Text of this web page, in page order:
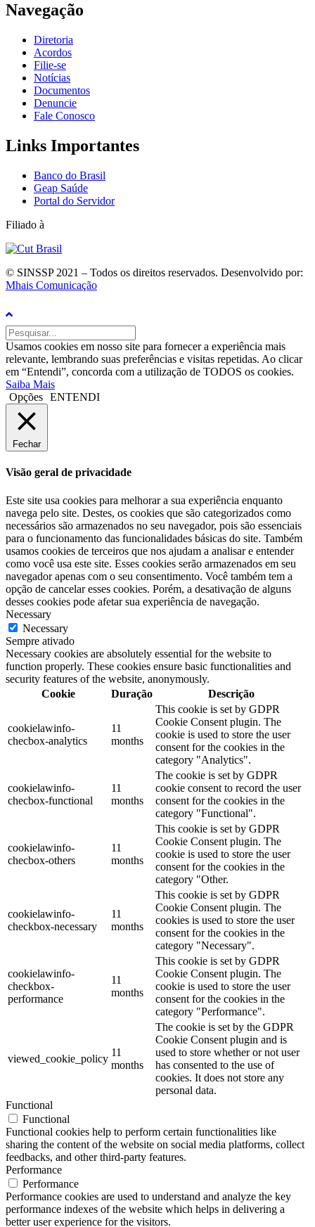
Navegação
Diretoria
Acordos
Filie-se
Notícias
Documentos
Denuncie
Fale Conosco
Links Importantes
Banco do Brasil
Geap Saúde
Portal do Servidor
Filiado à
© SINSSP 2021 – Todos os direitos reservados. Desenvolvido por:
Mhais Comunicação
Usamos cookies em nosso site para fornecer a experiência mais
relevante, lembrando suas preferências e visitas repetidas. Ao clicar
em “Entendi”, concorda com a utilização de TODOS os cookies.
Saiba Mais
Opções ENTENDI
Fechar
Visão geral de privacidade
Este site usa cookies para melhorar a sua experiência enquanto
navega pelo site. Destes, os cookies que são categorizados como
necessários são armazenados no seu navegador, pois são essenciais
para o funcionamento das funcionalidades básicas do site. Também
usamos cookies de terceiros que nos ajudam a analisar e entender
como você usa este site. Esses cookies serão armazenados em seu
navegador apenas com o seu consentimento. Você também tem a
opção de cancelar esses cookies. Porém, a desativação de alguns
desses cookies pode afetar sua experiência de navegação.
Necessary
Necessary
Sempre ativado
Necessary cookies are absolutely essential for the website to
function properly. These cookies ensure basic functionalities and
security features of the website, anonymously.
Cookie
Duração Descrição
cookielawinfo-
checbox-analytics
11
months
This cookie is set by GDPR
Cookie Consent plugin. The
cookie is used to store the user
consent for the cookies in the
category "Analytics".
cookielawinfo-
checbox-functional
11
months
The cookie is set by GDPR
cookie consent to record the user
consent for the cookies in the
category "Functional".
cookielawinfo-
checbox-others
11
months
This cookie is set by GDPR
Cookie Consent plugin. The
cookie is used to store the user
consent for the cookies in the
category "Other.
cookielawinfo-
checkbox-necessary
11
months
This cookie is set by GDPR
Cookie Consent plugin. The
cookies is used to store the user
consent for the cookies in the
category "Necessary".
cookielawinfo-
checkbox-
performance
11
months
This cookie is set by GDPR
Cookie Consent plugin. The
cookie is used to store the user
consent for the cookies in the
category "Performance".
viewed_cookie_policy
11
months
The cookie is set by the GDPR
Cookie Consent plugin and is
used to store whether or not user
has consented to the use of
cookies. It does not store any
personal data.
Functional
Functional
Functional cookies help to perform certain functionalities like
sharing the content of the website on social media platforms, collect
feedbacks, and other third-party features.
Performance
Performance
Performance cookies are used to understand and analyze the key
performance indexes of the website which helps in delivering a
better user experience for the visitors.